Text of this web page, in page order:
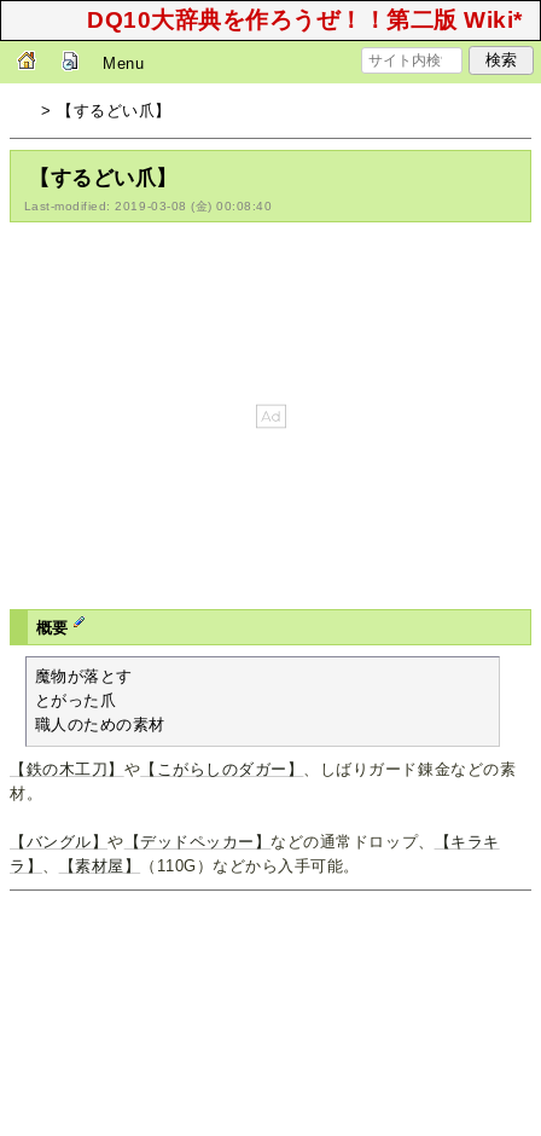
DQ10大辞典を作ろうぜ！！第二版 Wiki*
Menu
> 【するどい爪】
【するどい爪】
Last-modified: 2019-03-08 (金) 00:08:40
概要
魔物が落とす
とがった爪
職人のための素材
【鉄の木工刀】 や 【こがらしのダガー】
、しばりガード錬金などの素
材。
【バングル】や 【デッドペッカー】 などの通常ドロップ、
【キラキ
ラ】
【素材屋】 （110G）などから入手可能。